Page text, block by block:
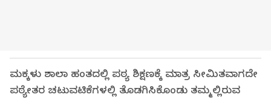
ಮಕ್ಕಳು ಶಾಲಾ ಹಂತದಲ್ಲಿ ಪಠ್ಯ ಶಿಕ್ಷಣಕ್ಕೆ ಮಾತ್ರ ಸೀಮಿತವಾಗದೇ
ಪಠ್ಯೇತರ ಚಟುವಟಿಕೆಗಳಲ್ಲಿ ತೊಡಗಿಸಿಕೊಂಡು ತಮ್ಮಲ್ಲಿರುವ